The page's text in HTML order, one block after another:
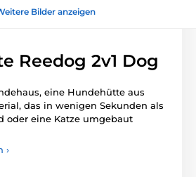
Bilder anzeigen
Reedog 2v1 Dog
eine Hundehütte aus
das in wenigen Sekunden als
oder eine Katze umgebaut
›